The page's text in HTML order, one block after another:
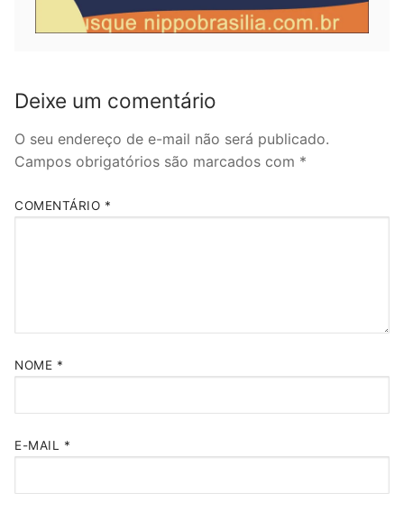
Deixe um comentário
O seu endereço de e-mail não será publicado.
Campos obrigatórios são marcados com *
COMENTÁRIO *
NOME *
E-MAIL *